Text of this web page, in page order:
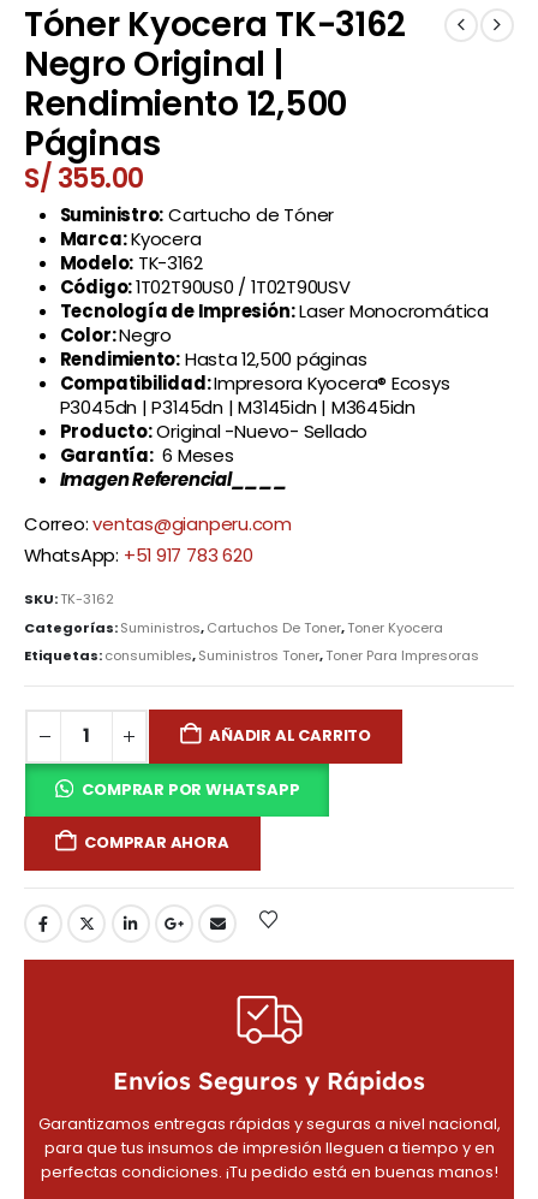
Tóner Kyocera TK-3162
Negro Original |
Rendimiento 12,500
Páginas
S/ 355.00
Suministro:Cartucho de Tóner
Marca:Kyocera
Modelo: TK-3162
Código:1T02T90US0 / 1T02T90USV
Tecnología de Impresión:Laser Monocromática
Color:Negro
Rendimiento:Hasta 12,500 páginas
Compatibilidad:Impresora Kyocera® Ecosys
P3045dn | P3145dn | M3145idn | M3645idn
Producto:Original -Nuevo- Sellado
Garantía:6 Meses
Imagen Referencial____
Correo:ventas@gianperu.com
WhatsApp: +51 917 783 620
SKU:TK-3162
Categorías:Suministros,Cartuchos De Toner,Toner Kyocera
Etiquetas:consumibles,Suministros Toner,Toner Para Impresoras
AÑADIR AL CARRITO
COMPRAR POR WHATSAPP
COMPRAR AHORA
Envíos Seguros y Rápidos
Garantizamos entregas rápidas y seguras a nivel nacional,
para que tus insumos de impresión lleguen a tiempo y en
perfectas condiciones. ¡Tu pedido está en buenas manos!